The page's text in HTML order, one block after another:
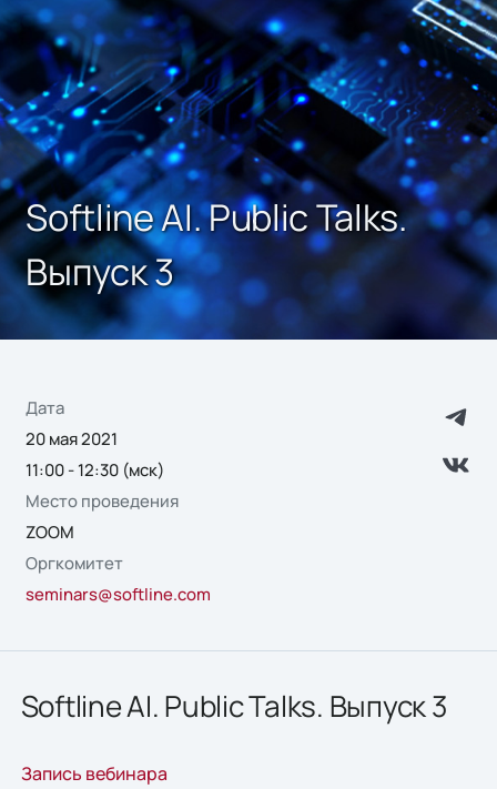
Softline AI. Public Talks.
Выпуск 3
Дата
20 мая 2021
11:00 - 12:30 (мск)
Место проведения
ZOOM
Оргкомитет
seminars@softline.com
Softline AI. Public Talks. Выпуск 3
Запись вебинара